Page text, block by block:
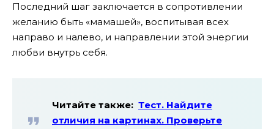
Последний шаг заключается в сопротивлении
желанию быть «мамашей», воспитывая всех
направо и налево, и направлении этой энергии
любви внутрь себя.
Читайте также: Тест. Найдите
отличия на картинах. Проверьте